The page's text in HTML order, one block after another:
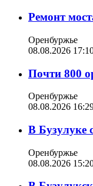
Ремонт
Оренбуржье
08.08.2026
Почти 800
Оренбуржье
08.08.2026
В Бузулуке
Оренбуржье
08.08.2026